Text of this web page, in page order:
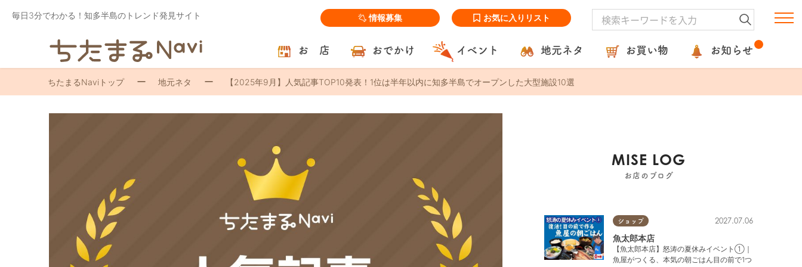
毎日3分でわかる！知多半島のトレンド発見サイト 情報募集 お気に入りリスト
お 店 おでかけ イベント 地元ネタ お買い物 お知らせ
ちたまるNaviトップ 地元ネタ 【2025年9月】人気記事TOP10発表！1位は半年以内に知多半島でオープンした大型施設10選
MISE LOG
お店のブログ
ショップ 2027.07.06
魚太郎本店
【魚太郎本店】怒涛の夏休みイベント①｜
魚屋がつくる、本気の朝ごはん目の前で1つ